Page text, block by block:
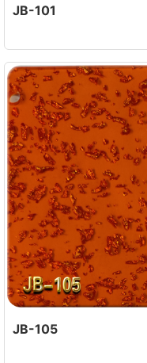
JB-101
JB-105